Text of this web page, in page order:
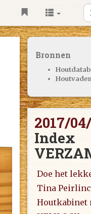
Bronnen
2017/
Index
Doe het
Tina
Houtkabinet